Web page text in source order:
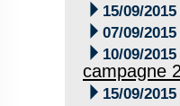
 15/09/2015
 07/09/2015
 10/09/2015
campagne
 15/09/2015